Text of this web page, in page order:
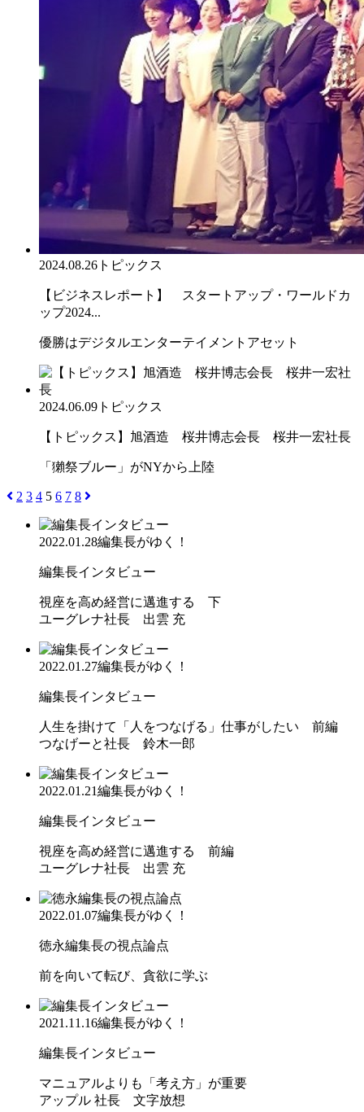
2024.08.26 トピックス
【ビジネスレポート】 スタートアップ・ワールドカ
ップ2024...
優勝はデジタルエンターテイメントアセット
2024.06.09 トピックス
【トピックス】旭酒造 桜井博志会長 桜井一宏社長
「獺祭ブルー」がNYから上陸
2 3 4 5 6 7 8
2022.01.28編集長がゆく！
編集長インタビュー
視座を高め経営に邁進する 下
ユーグレナ社長 出雲 充
2022.01.27編集長がゆく！
編集長インタビュー
人生を掛けて「人をつなげる」仕事がしたい 前編
つなげーと社長 鈴木一郎
2022.01.21編集長がゆく！
編集長インタビュー
視座を高め経営に邁進する 前編
ユーグレナ社長 出雲 充
2022.01.07編集長がゆく！
徳永編集長の視点論点
前を向いて転び、貪欲に学ぶ
2021.11.16編集長がゆく！
編集長インタビュー
マニュアルよりも「考え方」が重要
アップル 社長 文字放想